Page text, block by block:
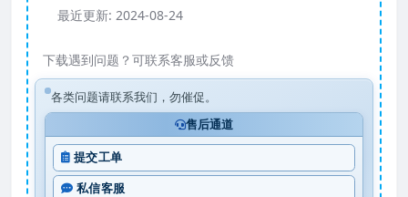
最近更新: 2024-08-24
下载遇到问题？可联系客服或反馈
各类问题请联系我们，勿催促。
售后通道
提交工单
私信客服